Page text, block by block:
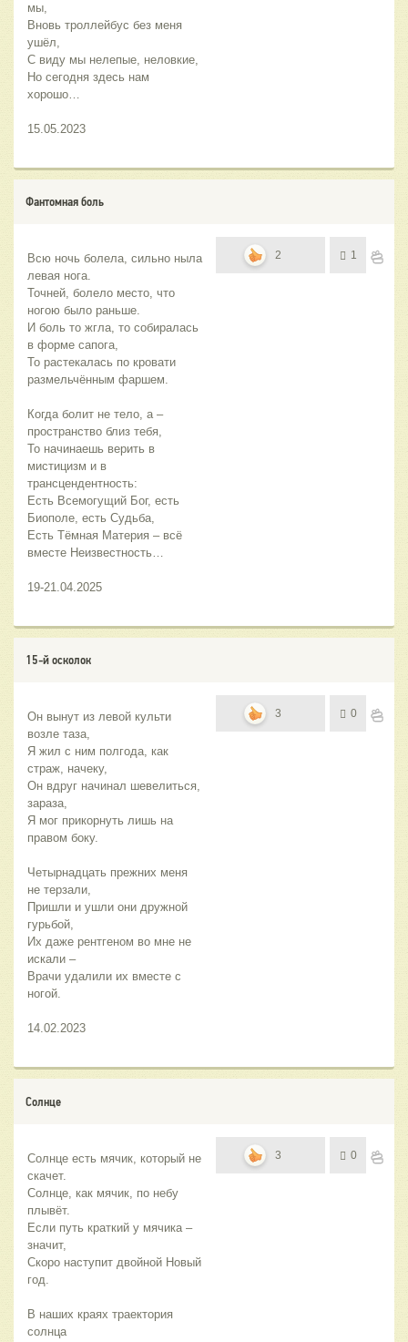
мы,
Вновь троллейбус без меня
ушёл,
С виду мы нелепые, неловкие,
Но сегодня здесь нам
хорошо…
15.05.2023
Фантомная боль
Всю ночь болела, сильно ныла
левая нога.
Точней, болело место, что
ногою было раньше.
И боль то жгла, то собиралась
в форме сапога,
То растекалась по кровати
размельчённым фаршем.
Когда болит не тело, а –
пространство близ тебя,
То начинаешь верить в
мистицизм и в
трансцендентность:
Есть Всемогущий Бог, есть
Биополе, есть Судьба,
Есть Тёмная Материя – всё
вместе Неизвестность…
19-21.04.2025
2 1
15-й осколок
Он вынут из левой культи
возле таза,
Я жил с ним полгода, как
страж, начеку,
Он вдруг начинал шевелиться,
зараза,
Я мог прикорнуть лишь на
правом боку.
Четырнадцать прежних меня
не терзали,
Пришли и ушли они дружной
гурьбой,
Их даже рентгеном во мне не
искали –
Врачи удалили их вместе с
ногой.
14.02.2023
3 0
Солнце
Солнце есть мячик, который не
скачет.
Солнце, как мячик, по небу
плывёт.
Если путь краткий у мячика –
значит,
Скоро наступит двойной Новый
год.
В наших краях траектория
солнца
3 0